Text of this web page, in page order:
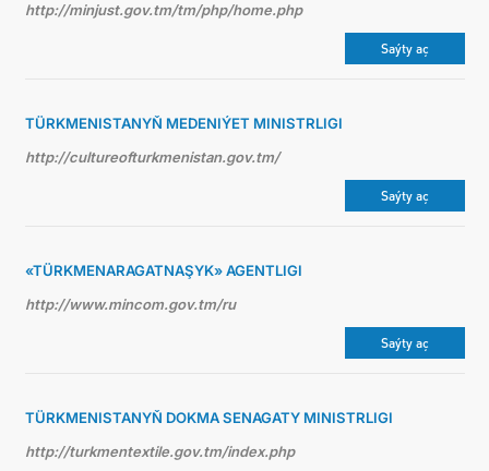
http://minjust.gov.tm/tm/php/home.php
Saýty aç
TÜRKMENISTANYŇ MEDENIÝET MINISTRLIGI
http://cultureofturkmenistan.gov.tm/
Saýty aç
«TÜRKMENARAGATNAŞYK» AGENTLIGI
http://www.mincom.gov.tm/ru
Saýty aç
TÜRKMENISTANYŇ DOKMA SENAGATY MINISTRLIGI
http://turkmentextile.gov.tm/index.php